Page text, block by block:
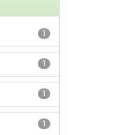
1
1
1
1